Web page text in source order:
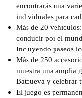
encontrarás una
individuales para
Más de 20
conducir por el
Incluyendo paseos
Más de 250
muestra una amplia
Batcueva y celebrar
El juego es